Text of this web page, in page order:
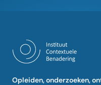
Opleiden, onderzoeken,